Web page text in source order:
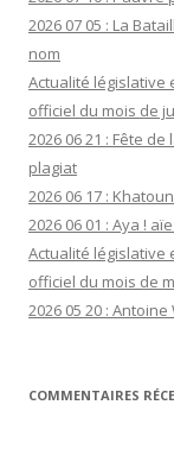
2026 07 05 : La
nom
Actualité législative
officiel du mois de
2026 06 21 : Fête
plagiat
2026 06 17 :
2026 06 01 : Aya !
Actualité législative
officiel du mois de
2026 05 20 :
COMMENTAIRES